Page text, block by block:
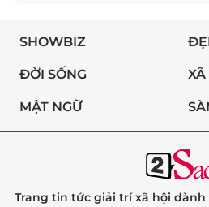
SHOWBIZ
ĐỜI SỐNG XÃ
MẬT NGỮ
Trang tin tức giải trí xã hội